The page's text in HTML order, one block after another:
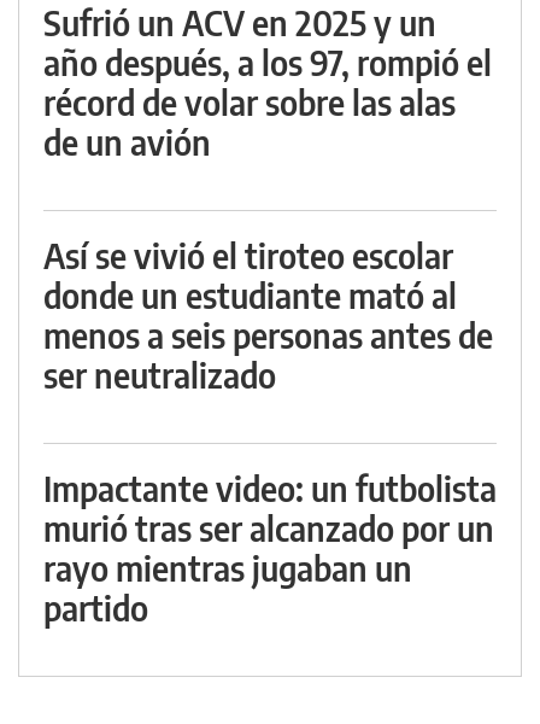
Sufrió un ACV en 2025 y un
año después, a los 97, rompió el
récord de volar sobre las alas
de un avión
Así se vivió el tiroteo escolar
donde un estudiante mató al
menos a seis personas antes de
ser neutralizado
Impactante video: un futbolista
murió tras ser alcanzado por un
rayo mientras jugaban un
partido